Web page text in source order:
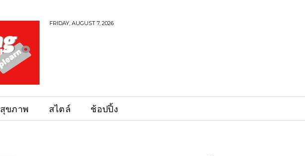
FRIDAY, AUGUST 7, 2026
สุขภาพ สไตล์ ช้อปปิ้ง